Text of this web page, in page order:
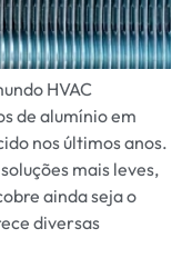
HVAC
de alumínio em
nos últimos anos.
mais leves,
ainda seja o
diversas